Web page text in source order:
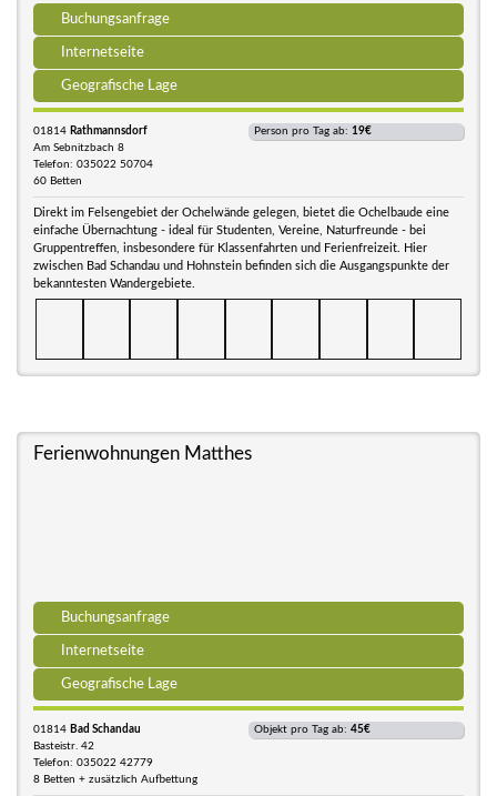
Buchungsanfrage
Internetseite
Geografische Lage
01814 Rathmannsdorf
Am Sebnitzbach 8
Telefon: 035022 50704
60 Betten
Person pro Tag ab: 19€
Direkt im Felsengebiet der Ochelwände gelegen, bietet die Ochelbaude eine
einfache Übernachtung - ideal für Studenten, Vereine, Naturfreunde - bei
Gruppentreffen, insbesondere für Klassenfahrten und Ferienfreizeit. Hier
zwischen Bad Schandau und Hohnstein befinden sich die Ausgangspunkte der
bekanntesten Wandergebiete.
Ferienwohnungen Matthes
Buchungsanfrage
Internetseite
Geografische Lage
01814 Bad Schandau
Basteistr. 42
Telefon: 035022 42779
8 Betten + zusätzlich Aufbettung
Objekt pro Tag ab: 45€